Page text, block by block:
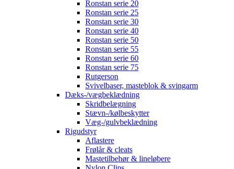
Ronstan serie 20
Ronstan serie 25
Ronstan serie 30
Ronstan serie 40
Ronstan serie 50
Ronstan serie 55
Ronstan serie 60
Ronstan serie 75
Rutgerson
Svivelbaser, masteblok & svingarm
Dæks-/vægbeklædning
Skridbelægning
Stævn-/kølbeskytter
Væg-/gulvbeklædning
Rigudstyr
Aflastere
Frølår & cleats
Mastetilbehør & lineløbere